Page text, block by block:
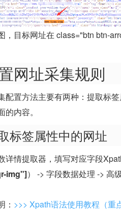
，目标网址在 class="btn btn-
网址采集规则
配置方法主要有两种：提取标
内容。
标签属性中的网址
详情提取器，填写对应字段
img"]） -> 字段数据处理 -> 高
： >>> Xpath语法使用教程（重